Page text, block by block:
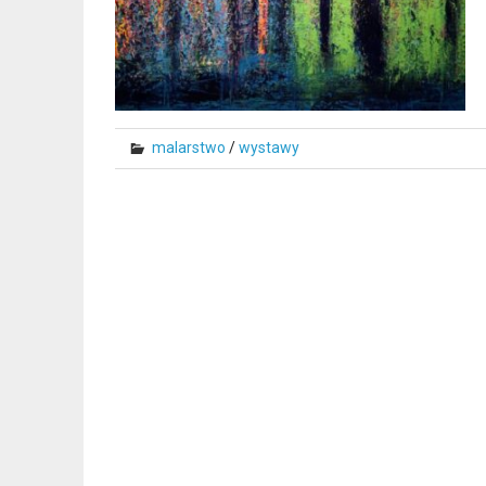
malarstwo /wystawy